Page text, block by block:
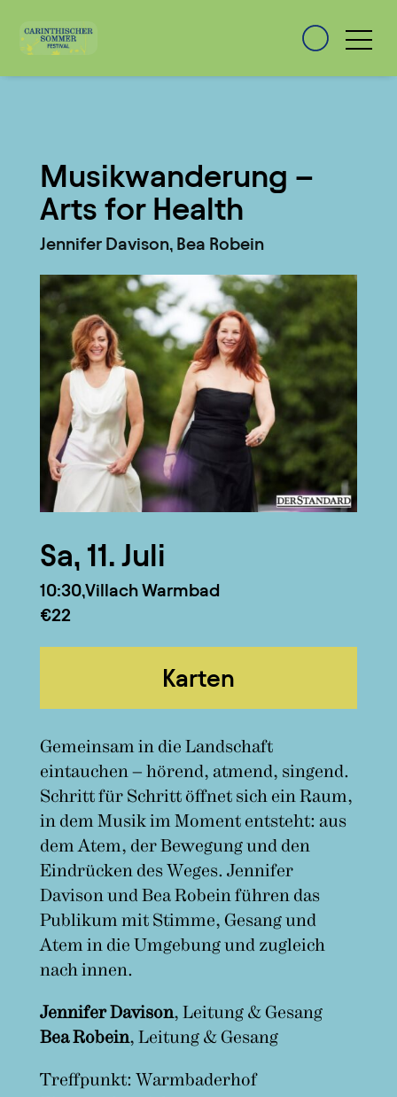
Musikwanderung –
Arts for Health
Jennifer Davison, Bea Robein
Sa, 11. Juli
10:30Villach Warmbad
€22
Karten
Gemeinsam in die Landschaft
eintauchen – hörend, atmend, singend.
Schritt für Schritt öffnet sich ein Raum,
in dem Musik im Moment entsteht: aus
dem Atem, der Bewegung und den
Eindrücken des Weges. Jennifer
Davison und Bea Robein führen das
Publikum mit Stimme, Gesang und
Atem in die Umgebung und zugleich
nach innen.
Jennifer Davison, Leitung & Gesang
Bea Robein, Leitung & Gesang
Treffpunkt: Warmbaderhof